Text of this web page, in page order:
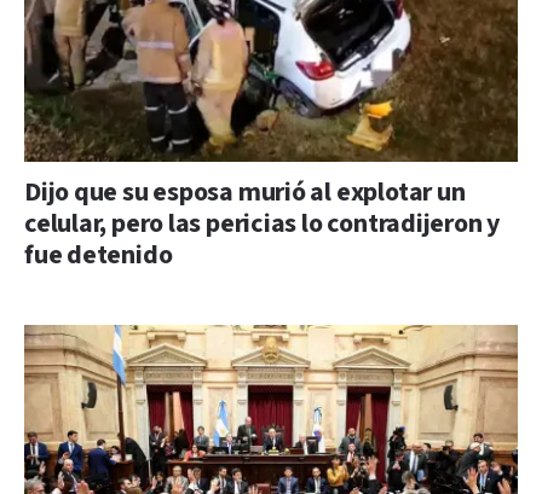
Dijo que su esposa murió al explotar un
celular, pero las pericias lo contradijeron y
fue detenido